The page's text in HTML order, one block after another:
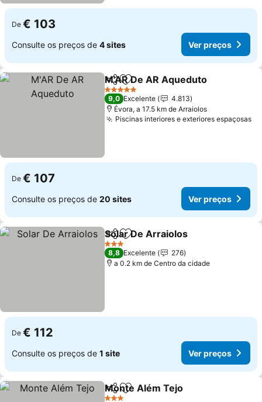
De € 103
Consulte os preços de 4 sites Ver preços
PartilharAdicionar aos favoritos
M'AR De AR Aqueduto
5 Estrelas
9,0 Excelente
4.813
Évora, a 17.5 km de Arraiolos
Piscinas interiores e exteriores espaçosas
De € 107
Consulte os preços de 20 sites Ver preços
PartilharAdicionar aos favoritos
Solar De Arraiolos
3 Estrelas
8,8 Excelente
276
a 0.2 km de Centro da cidade
De € 112
Consulte os preços de 1 site Ver preços
PartilharAdicionar aos favoritos
Monte Além Tejo